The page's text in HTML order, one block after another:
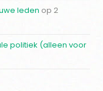
leden op 2
politiek (alleen voor